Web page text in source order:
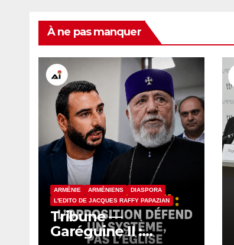
À ne pas manquer
ARMÉNIE ARMÉNIENS
DIASPORA
L'EDITO DE JACQUES RAFFY PAPAZIAN
Tribune —
Garéguine II :